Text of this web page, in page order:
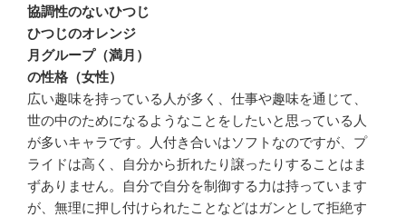
協調性のないひつじ
ひつじのオレンジ
月グループ（満月）
の性格（女性）
広い趣味を持っている人が多く、仕事や趣味を通じて、
世の中のためになるようなことをしたいと思っている人
が多いキャラです。人付き合いはソフトなのですが、プ
ライドは高く、自分から折れたり譲ったりすることはま
ずありません。自分で自分を制御する力は持っています
が、無理に押し付けられたことなどはガンとして拒絶す